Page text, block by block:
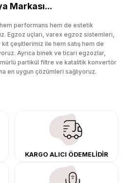
Markası...
performans hem de estetik
Egzoz uçları, varex egzoz sistemleri,
çeşitlerimiz ile hem satış hem de
Ayrıca binek ve ticari egzozlar,
partikül filtre ve katalitik konvertör
en uygun çözümleri sağlıyoruz.
için özel performans egzozları ve
body kit uygulamalarıyla aracınızın
taşıyabilirsiniz.
ve uzun ömürlüdür. İstanbul’daki montaj
yapıyor, Türkiye’nin her yerine güvenli
Aracınıza değer katmak için doğru
KARGO ALICI ÖDEMELİDİR